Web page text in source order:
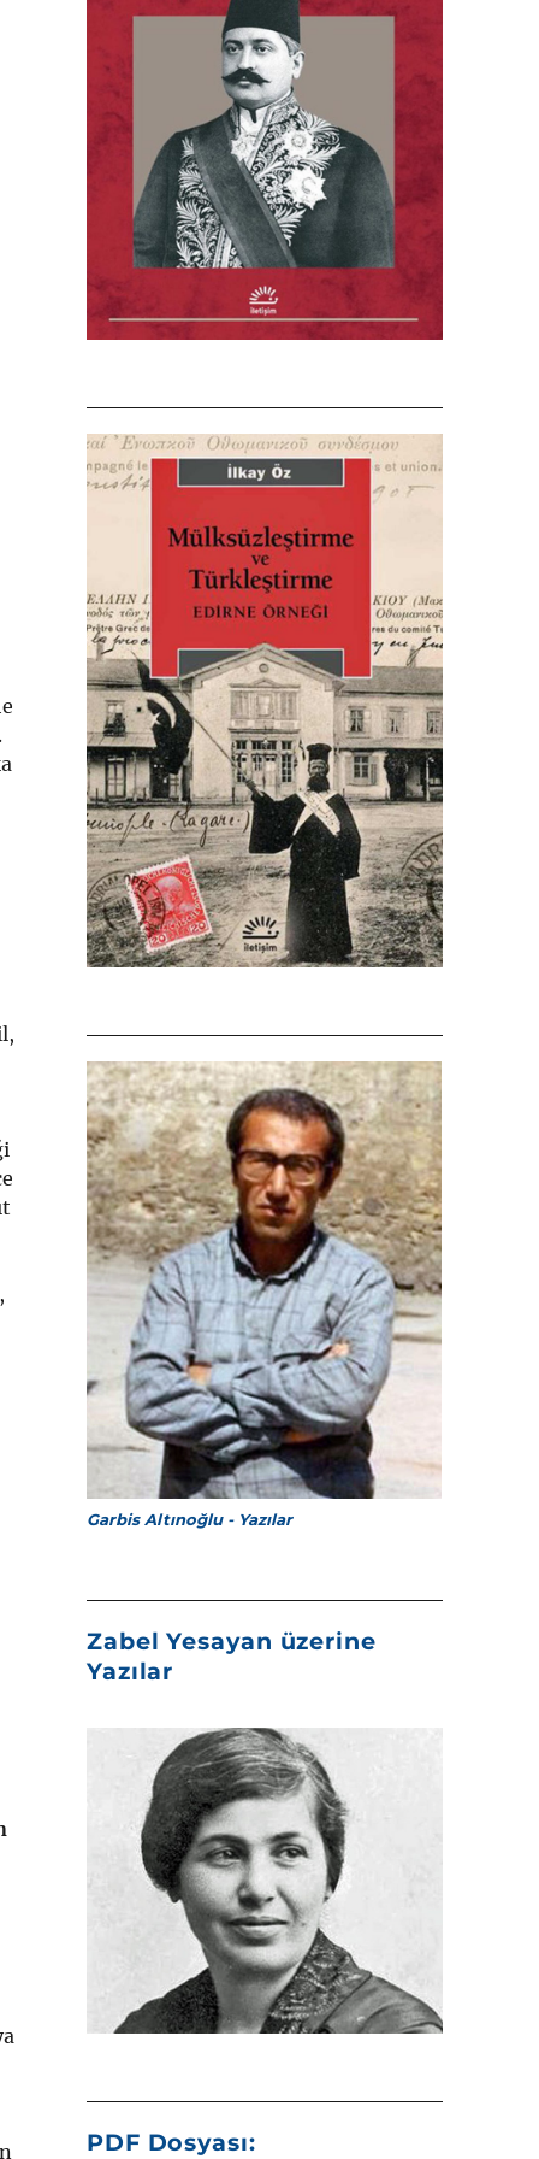
Garbis Altınoğlu - Yazılar
Zabel Yesayan üzerine
Yazılar
PDF Dosyası: